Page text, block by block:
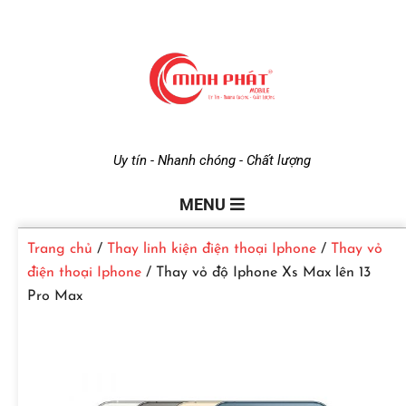
i
n
Uy tín - Nhanh chóng - Chất lượng
MENU
Trang chủ / Thay linh kiện điện thoại Iphone /
Thay vỏ
điện thoại Iphone / Thay vỏ độ Iphone Xs Max lên 13
Pro Max